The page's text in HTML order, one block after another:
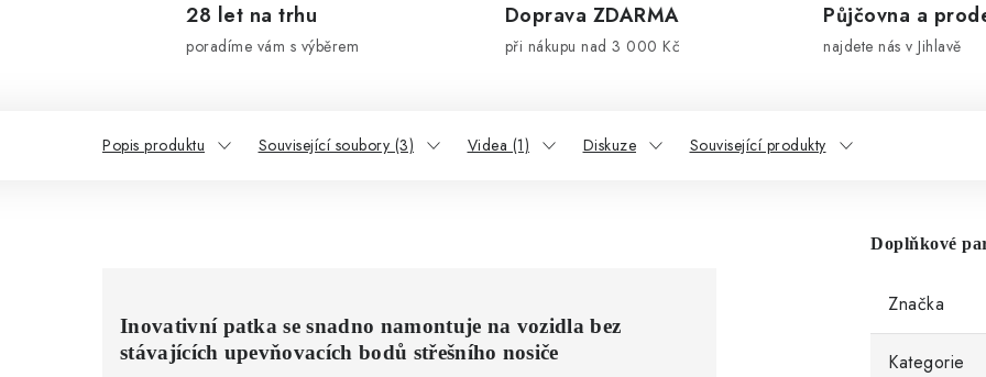
28 let na trhu
poradíme vám s výběrem
Doprava ZDARMA
při nákupu nad 3 000 Kč
Půjčovna a
najdete nás v Jihlavě
Popis produktu Související soubory (3) Videa (1) Diskuze Související produkty
Inovativní patka se snadno namontuje na vozidla bez
stávajících upevňovacích bodů střešního nosiče
Doplňkové
Značka
Kategorie